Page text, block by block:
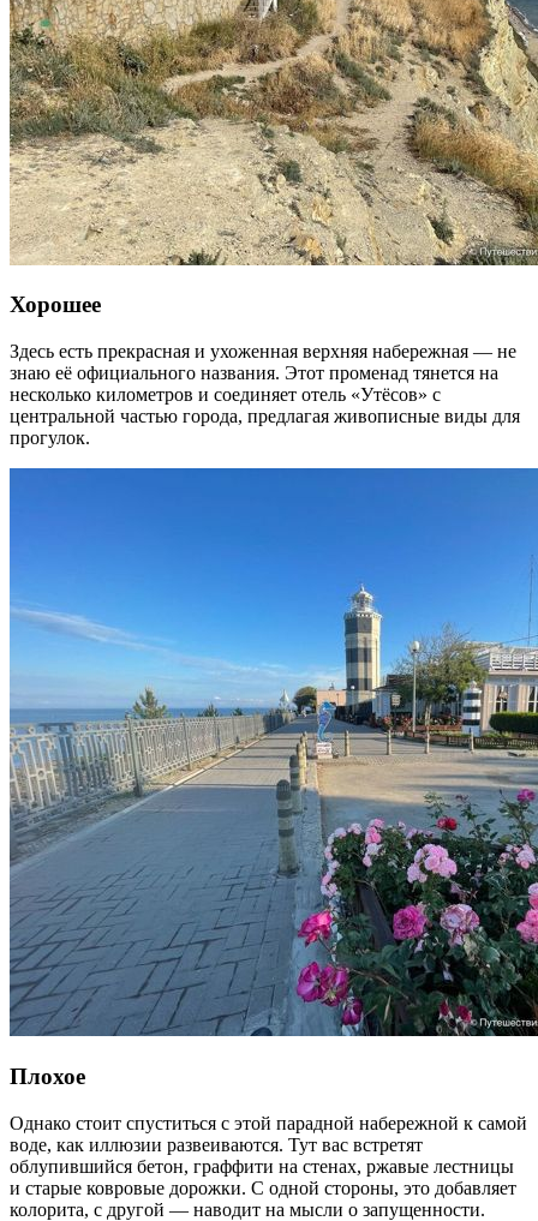
Хорошее
Здесь есть прекрасная и ухоженная верхняя набережная — не
знаю её официального названия. Этот променад тянется на
несколько километров и соединяет отель «Утёсов» с
центральной частью города, предлагая живописные виды для
прогулок.
Плохое
Однако стоит спуститься с этой парадной набережной к самой
воде, как иллюзии развеиваются. Тут вас встретят
облупившийся бетон, граффити на стенах, ржавые лестницы
и старые ковровые дорожки. С одной стороны, это добавляет
колорита, с другой — наводит на мысли о запущенности.